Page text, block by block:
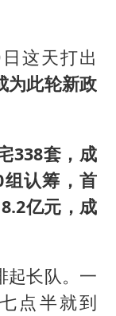
这天打出
为此轮新政
338套，成
认筹，首
亿元，成
起长队。一
点半就到